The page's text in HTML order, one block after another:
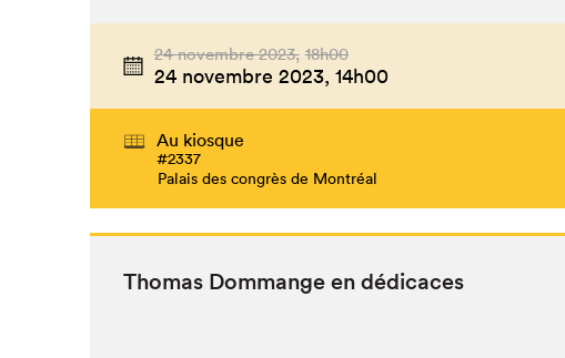
24 novembre 2023, 18h00
24 novembre 2023, 14h00
Au kiosque
#2337
Palais des congrès de Montréal
Thomas Dom­mange en dédicaces